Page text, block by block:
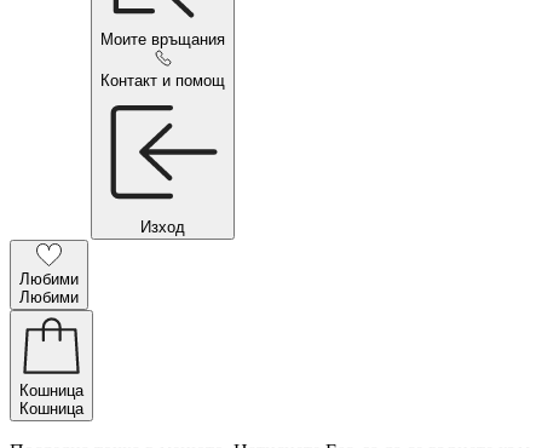
Моите връщания
Контакт и помощ
Изход
Любими
Любими
Кошница
Кошница